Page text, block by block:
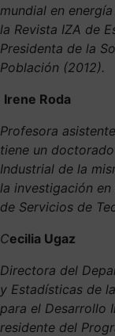
mundial en
la Revista IZA de
Presidenta de la
Población (2012).
Irene Roda
Profesora
tiene un
Industrial de la
la investigación
de Servicios de
Cecilia Ugaz
Directora del
y Estadísticas de
para el Desarrollo
residente del